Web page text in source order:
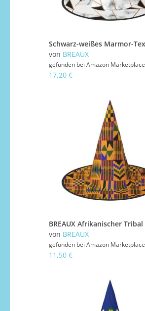
von BREAUX
gefunden bei Amazon Marketplace
17,20 €
von BREAUX
gefunden bei Amazon Marketplace
11,50 €